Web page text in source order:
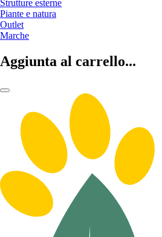
Strutture esterne
Piante e natura
Outlet
Marche
Aggiunta al carrello...